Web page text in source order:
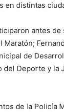
en distintas
antes de
de
Deporte y la
de la Policía